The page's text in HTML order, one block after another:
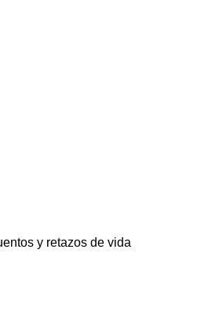
y retazos de vida